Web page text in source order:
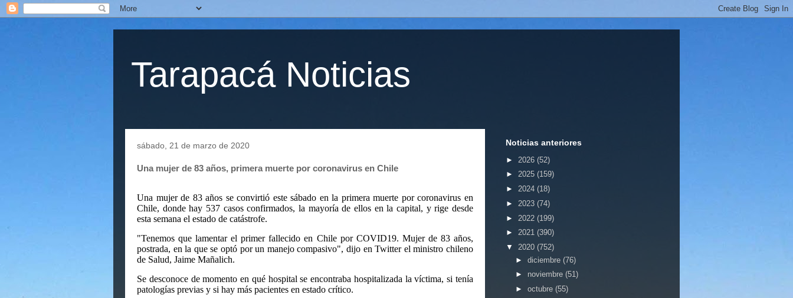
Tarapacá Noticias
sábado, 21 de marzo de 2020
Una mujer de 83 años, primera muerte por coronavirus en Chile
Una mujer de 83 años se convirtió este sábado en la primera muerte por coronavirus en
Chile, donde hay 537 casos confirmados, la mayoría de ellos en la capital, y rige desde
esta semana el estado de catástrofe.
"Tenemos que lamentar el primer fallecido en Chile por COVID19. Mujer de 83 años,
postrada, en la que se optó por un manejo compasivo", dijo en Twitter el ministro chileno
de Salud, Jaime Mañalich.
Se desconoce de momento en qué hospital se encontraba hospitalizada la víctima, si tenía
patologías previas y si hay más pacientes en estado crítico.
Noticias anteriores
► 2026 (52)
► 2025 (159)
► 2024 (18)
► 2023 (74)
► 2022 (199)
► 2021 (390)
▼ 2020 (752)
► diciembre (76)
► noviembre (51)
► octubre (55)